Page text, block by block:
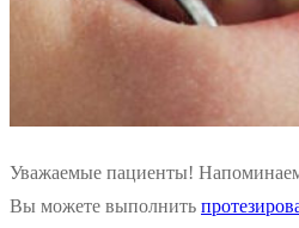
Уважаемые пациенты!
Вы можете выполнить